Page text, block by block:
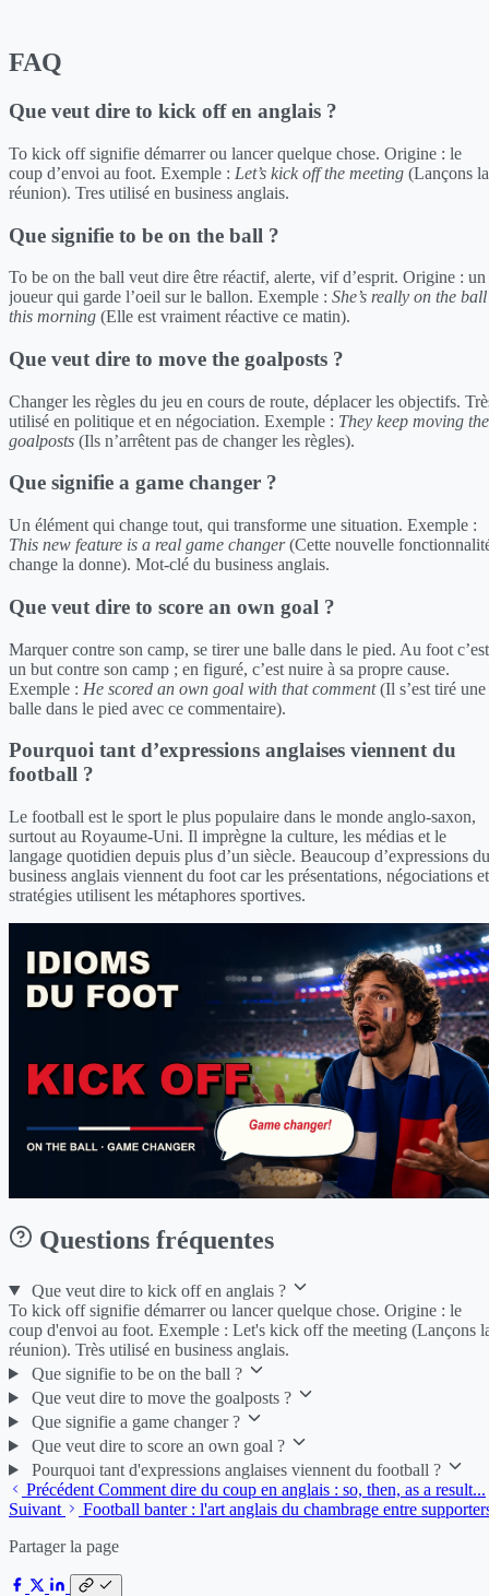
FAQ
Que veut dire to kick off en anglais ?
To kick off signifie démarrer ou lancer quelque chose. Origine : le
coup d’envoi au foot. Exemple : Let’s kick off the meeting (Lançons la
réunion). Tres utilisé en business anglais.
Que signifie to be on the ball ?
To be on the ball veut dire être réactif, alerte, vif d’esprit. Origine : un
joueur qui garde l’oeil sur le ballon. Exemple : She’s really on the ball
this morning (Elle est vraiment réactive ce matin).
Que veut dire to move the goalposts ?
Changer les règles du jeu en cours de route, déplacer les objectifs.
utilisé en politique et en négociation. Exemple : They keep moving the
goalposts (Ils n’arrêtent pas de changer les règles).
Que signifie a game changer ?
Un élément qui change tout, qui transforme une situation. Exemple :
This new feature is a real game changer(Cette nouvelle
change la donne). Mot-clé du business anglais.
Que veut dire to score an own goal ?
Marquer contre son camp, se tirer une balle dans le pied. Au foot c’est
un but contre son camp ; en figuré, c’est nuire à sa propre cause.
Exemple : He scored an own goal with that comment(Il s’est tiré une
balle dans le pied avec ce commentaire).
Pourquoi tant d’expressions anglaises viennent du
football ?
Le football est le sport le plus populaire dans le monde anglo-saxon,
surtout au Royaume-Uni. Il imprègne la culture, les médias et le
langage quotidien depuis plus d’un siècle. Beaucoup d’expressions du
business anglais viennent du foot car les présentations, négociations et
stratégies utilisent les métaphores sportives.
Questions fréquentes
Que veut dire to kick off en anglais ?
To kick off signifie démarrer ou lancer quelque chose. Origine : le
coup d'envoi au foot. Exemple : Let's kick off the meeting (Lançons
réunion). Très utilisé en business anglais.
Que signifie to be on the ball ?
Que veut dire to move the goalposts ?
Que signifie a game changer ?
Que veut dire to score an own goal ?
Pourquoi tant d'expressions anglaises viennent du football ?
Précédent Comment dire du coup en anglais : so, then, as a result...
Suivant
Football banter : l'art anglais du chambrage entre
Partager la page